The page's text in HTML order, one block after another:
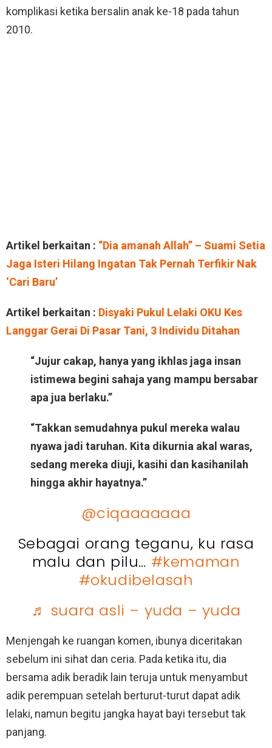
komplikasi ketika bersalin anak ke-18 pada tahun
2010.
Artikel berkaitan : “Dia amanah Allah” – Suami Setia
Jaga Isteri Hilang Ingatan Tak Pernah Terfikir Nak
‘Cari Baru’
Artikel berkaitan : Disyaki Pukul Lelaki OKU Kes
Langgar Gerai Di Pasar Tani, 3 Individu Ditahan
“Jujur cakap, hanya yang ikhlas jaga insan
istimewa begini sahaja yang mampu bersabar
apa jua berlaku.”
“Takkan semudahnya pukul mereka walau
nyawa jadi taruhan. Kita dikurnia akal waras,
sedang mereka diuji, kasihi dan kasihanilah
hingga akhir hayatnya.”
@ciqaaaaaaa
Sebagai orang teganu, ku rasa
malu dan pilu… #kemaman
#okudibelasah
♬ suara asli – yuda – yuda
Menjengah ke ruangan komen, ibunya diceritakan
sebelum ini sihat dan ceria. Pada ketika itu, dia
bersama adik beradik lain teruja untuk menyambut
adik perempuan setelah berturut-turut dapat adik
lelaki, namun begitu jangka hayat bayi tersebut tak
panjang.